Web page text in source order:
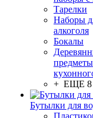
Тарелки
Наборы
алкоголя
Бокалы
предметы
+ ЕЩЕ 8
Бутылки для